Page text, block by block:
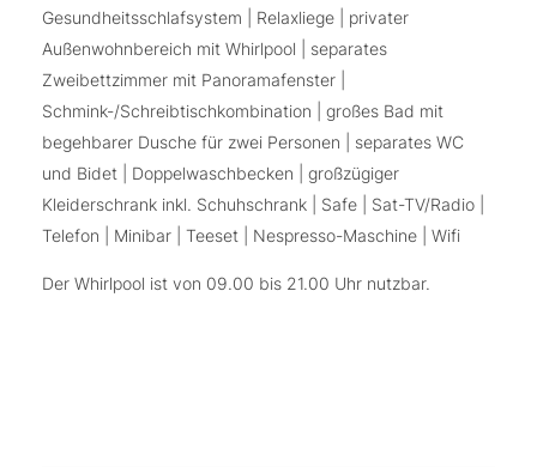
Gesundheitsschlafsystem | Relaxliege | privater
Außenwohnbereich mit Whirlpool | separates
Zweibettzimmer mit Panoramafenster |
Schmink-/Schreibtischkombination | großes Bad mit
begehbarer Dusche für zwei Personen | separates WC
und Bidet | Doppelwaschbecken | großzügiger
Kleiderschrank inkl. Schuhschrank | Safe | Sat-TV/Radio |
Telefon | Minibar | Teeset | Nespresso-Maschine | Wifi
Der Whirlpool ist von 09.00 bis 21.00 Uhr nutzbar.